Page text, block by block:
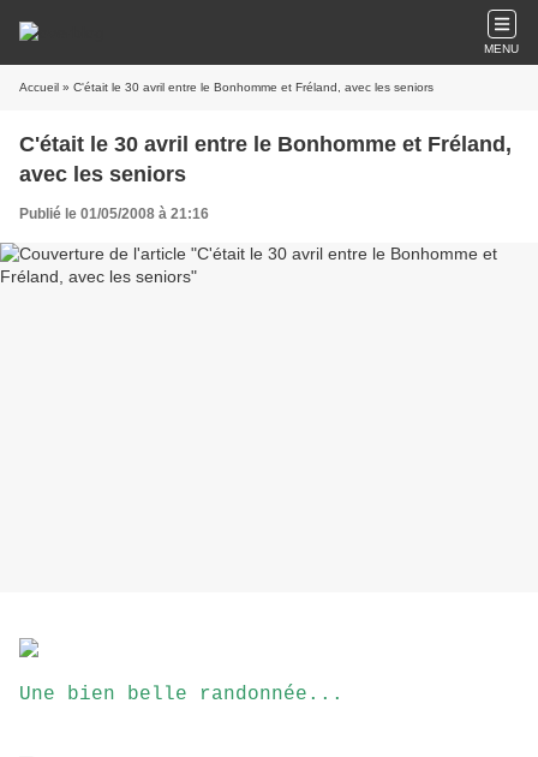
MENU
Accueil » C'était le 30 avril entre le Bonhomme et Fréland, avec les seniors
C'était le 30 avril entre le Bonhomme et Fréland,
avec les seniors
Publié le 01/05/2008 à 21:16
Une bien belle randonnée...